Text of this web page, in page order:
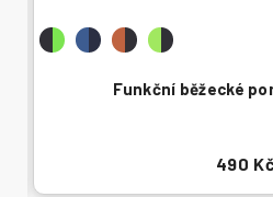
Funkční běžecké
490 Kč